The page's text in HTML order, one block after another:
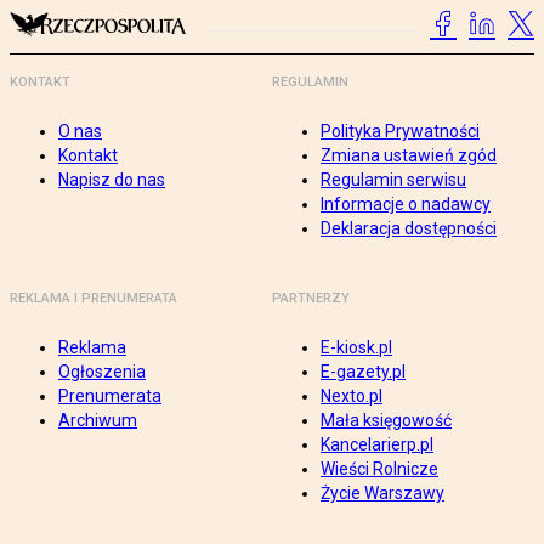
KONTAKT
O nas
Kontakt
Napisz do nas
REGULAMIN
Polityka Prywatności
Zmiana ustawień zgód
Regulamin serwisu
Informacje o nadawcy
Deklaracja dostępności
REKLAMA I PRENUMERATA
Reklama
Ogłoszenia
Prenumerata
Archiwum
PARTNERZY
E-kiosk.pl
E-gazety.pl
Nexto.pl
Mała księgowość
Kancelarierp.pl
Wieści Rolnicze
Życie Warszawy